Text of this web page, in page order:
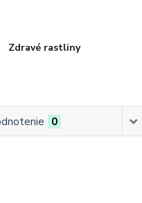
Zdravé rastliny
0